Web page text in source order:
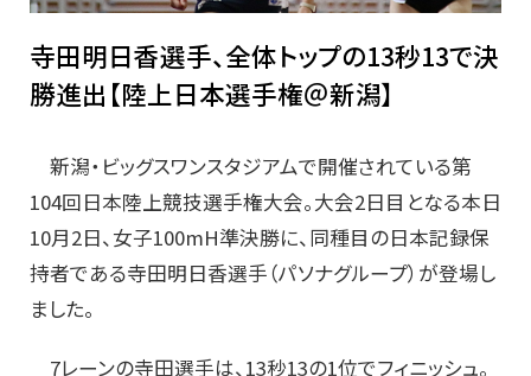
寺田明日香選手、全体トップの13秒13で決
勝進出【陸上日本選手権＠新潟】
新潟・ビッグスワンスタジアムで開催されている第
104回日本陸上競技選手権大会。大会2日目となる本日
10月2日、女子100mH準決勝に、同種目の日本記録保
持者である寺田明日香選手（パソナグループ）が登場し
ました。
7レーンの寺田選手は、13秒13の1位でフィニッシュ。